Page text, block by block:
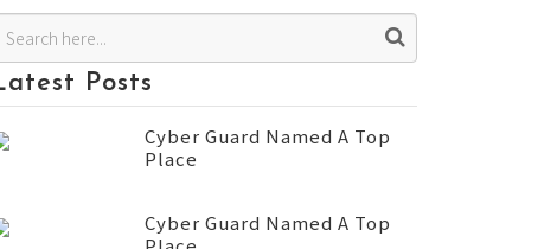
Posts
Cyber Guard Named A Top
Place
Cyber Guard Named A Top